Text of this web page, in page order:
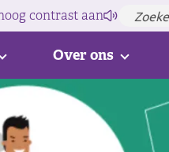
contrastaan
Over ons